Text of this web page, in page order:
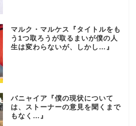
マルク・マルケス『タイトルをも
う1つ取ろうが取るまいが僕の人
生は変わらないが、しかし…』
バニャイア『僕の現状について
は、ストーナーの意見を聞くまで
もなく…』